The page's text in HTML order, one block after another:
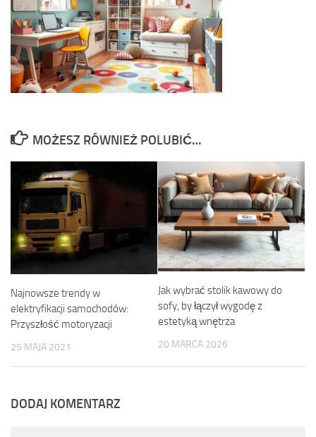
MOŻESZ RÓWNIEŻ POLUBIĆ…
Najnowsze trendy w
elektryfikacji samochodów:
Przyszłość motoryzacji
25 MAJA 2021
Jak wybrać stolik kawowy do
sofy, by łączył wygodę z
estetyką wnętrza
20 MARCA 2026
DODAJ KOMENTARZ